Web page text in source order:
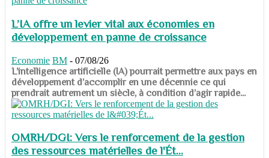
L’IA offre un levier vital aux économies en
développement en panne de croissance
Economie BM - 07/08/26
​​​​​​​L’intelligence artificielle (IA) pourrait permettre aux pays en
développement d’accomplir en une décennie ce qui
prendrait autrement un siècle, à condition d’agir rapide...
OMRH/DGI: Vers le renforcement de la gestion
des ressources matérielles de l'Ét...